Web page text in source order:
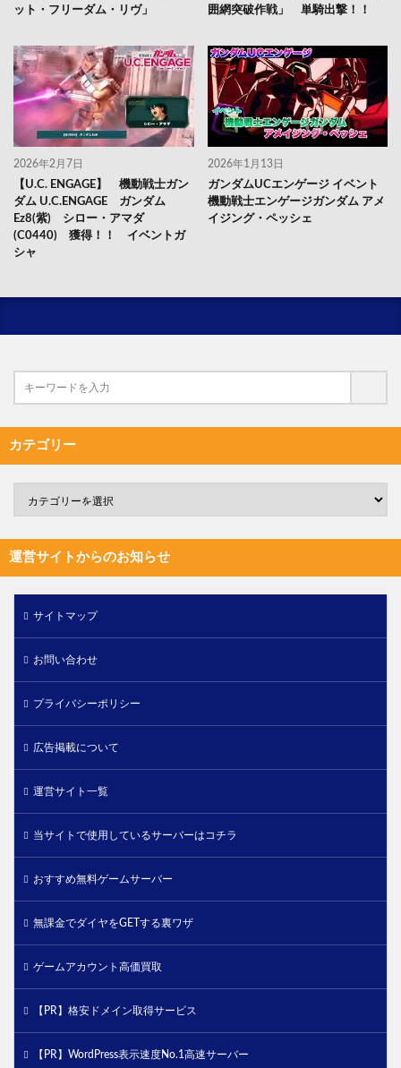
ット・フリーダム・リヴ」
囲網突破作戦」 単騎出撃！！
2026年2月7日
【U.C. ENGAGE】 機動戦士ガン
ダム U.C.ENGAGE ガンダム
Ez8(紫) シロー・アマダ
(C0440) 獲得！！ イベントガ
シャ
2026年1月13日
ガンダムUCエンゲージ イベント
機動戦士エンゲージガンダム アメ
イジング・ペッシェ
カテゴリー
運営サイトからのお知らせ
サイトマップ
お問い合わせ
プライバシーポリシー
広告掲載について
運営サイト一覧
当サイトで使用しているサーバーはコチラ
おすすめ無料ゲームサーバー
無課金でダイヤをGETする裏ワザ
ゲームアカウント高価買取
【PR】格安ドメイン取得サービス
【PR】WordPress表示速度No.1高速サーバー